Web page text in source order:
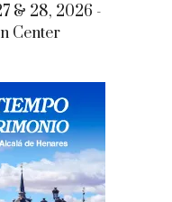
& 28, 2026 -
Center